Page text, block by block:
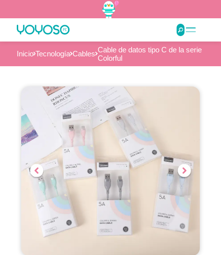
Inicio Tecnología Cables Cable de datos tipo C de la serie
Colorful